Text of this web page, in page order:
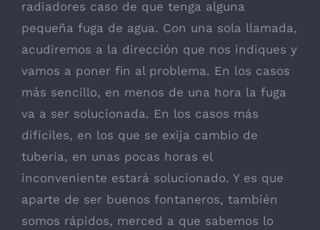
radiadores caso de que tenga alguna
pequeña fuga de agua. Con una sola llamada,
acudiremos a la dirección que nos indiques y
vamos a poner fin al problema. En los casos
más sencillo, en menos de una hora la fuga
va a ser solucionada. En los casos más
difíciles, en los que se exija cambio de
tubería, en unas pocas horas el
inconveniente estará solucionado. Y es que
aparte de ser buenos fontaneros, también
somos rápidos, merced a que sabemos lo